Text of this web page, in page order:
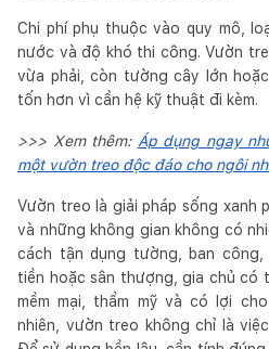
Chi phí phụ thuộc vào quy mô,
nước và độ khó thi công. Vườn
vừa phải, còn tường cây lớn
tốn hơn vì cần hệ kỹ thuật đi kèm.
>>> Xem thêm: Áp dụng ngay
một vườn treo độc đáo cho ngôi
Vườn treo là giải pháp sống xanh
và những không gian không có
cách tận dụng tường, ban
tiền hoặc sân thượng, gia chủ có
mềm mại, thẩm mỹ và có lợi
nhiên, vườn treo không chỉ là